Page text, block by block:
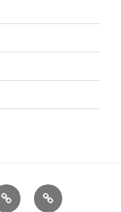
Kontakt Chce